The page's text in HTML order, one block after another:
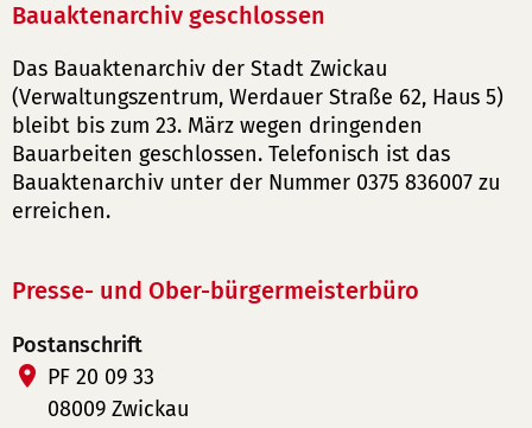
Bauaktenarchiv geschlossen
Das Bauaktenarchiv der Stadt Zwickau
(Verwaltungszentrum, Werdauer Straße 62, Haus 5)
bleibt bis zum 23. März wegen dringenden
Bauarbeiten geschlossen. Telefonisch ist das
Bauaktenarchiv unter der Nummer 0375 836007 zu
erreichen.
Presse- und Ober-bürgermeisterbüro
Postanschrift
PF 20 09 33
08009 Zwickau